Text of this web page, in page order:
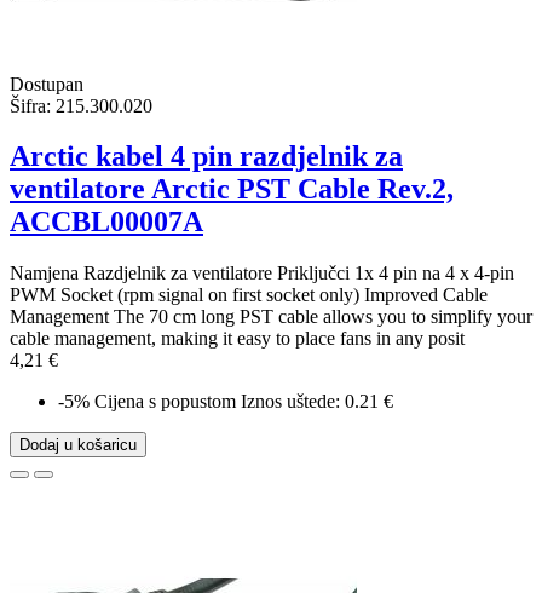
Dostupan
Šifra: 215.300.020
Arctic kabel 4 pin razdjelnik za
ventilatore Arctic PST Cable Rev.2,
ACCBL00007A
Namjena Razdjelnik za ventilatore Priključci 1x 4 pin na 4 x 4-pin
PWM Socket (rpm signal on first socket only) Improved Cable
Management The 70 cm long PST cable allows you to simplify your
cable management, making it easy to place fans in any posit
4,21 €
-5% Cijena s popustom Iznos uštede: 0.21 €
Dodaj u košaricu